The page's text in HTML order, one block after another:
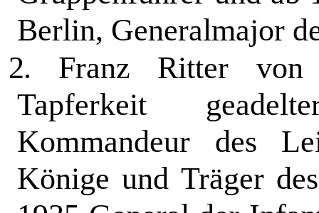
Berlin, Generalmajor
2. Franz Ritter von
Tapferkeit
Kommandeur des
Könige und Träger